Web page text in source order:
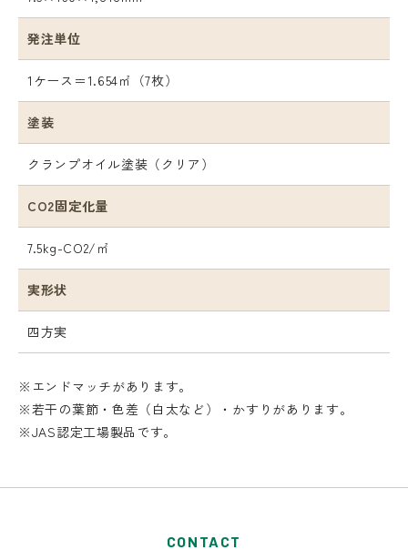
発注単位
1ケース＝1.654㎡（7枚）
塗装
クランプオイル塗装（クリア）
CO2固定化量
7.5kg-CO2/㎡
実形状
四方実
※エンドマッチがあります。
※若干の葉節・色差（白太など）・かすりがあります。
※JAS認定工場製品です。
CONTACT